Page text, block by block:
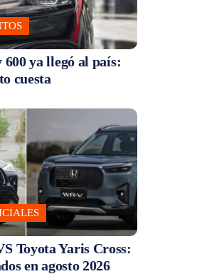
ya llegó al país:
cuesta
Toyota Yaris Cross:
en agosto 2026